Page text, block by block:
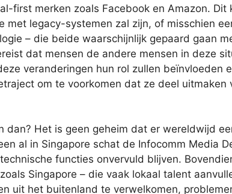
first merken zoals Facebook en Amazon. Dit
met legacy-systemen zal zijn, of misschien
– die beide waarschijnlijk gepaard gaan
dat mensen de andere mensen in deze
veranderingen hun rol zullen beïnvloeden
om te voorkomen dat ze deel uitmaken
dan? Het is geen geheim dat er wereldwijd
al in Singapore schat de Infocomm Media
functies onvervuld blijven.
Singapore – die vaak lokaal talent
uit het buitenland te verwelkomen,